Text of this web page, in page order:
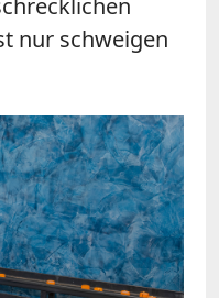
nur schweigen